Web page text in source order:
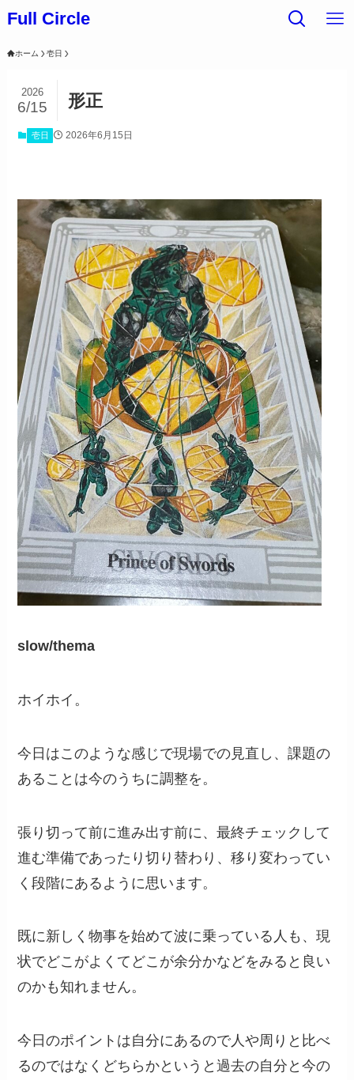
Full Circle
ホーム 壱日
形正
2026
6/15
壱日 2026年6月15日
slow/thema
ホイホイ。
今日はこのような感じで現場での見直し、課題の
あることは今のうちに調整を。
張り切って前に進み出す前に、最終チェックして
進む準備であったり切り替わり、移り変わってい
く段階にあるように思います。
既に新しく物事を始めて波に乗っている人も、現
状でどこがよくてどこが余分かなどをみると良い
のかも知れません。
今日のポイントは自分にあるので人や周りと比べ
るのではなくどちらかというと過去の自分と今の